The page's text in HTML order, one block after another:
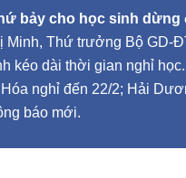
bảy cho học sinh dừng
Minh, Thứ trưởng Bộ GD-
kéo dài thời gian nghỉ
nghỉ đến 22/2; Hải
báo mới.